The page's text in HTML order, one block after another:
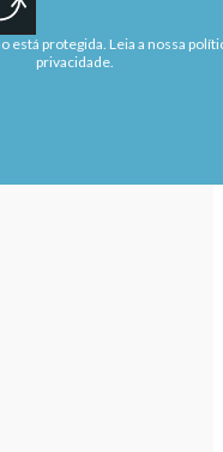
está protegida. Leia a nossa
privacidade.